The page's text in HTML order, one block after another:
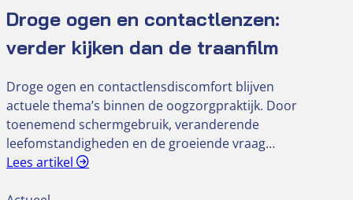
Droge ogen en contactlenzen:
verder kijken dan de traanfilm
Droge ogen en contactlensdiscomfort blijven
actuele thema’s binnen de oogzorgpraktijk. Door
toenemend schermgebruik, veranderende
leefomstandigheden en de groeiende vraag…
Lees artikel